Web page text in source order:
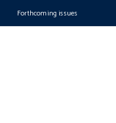
Forthcoming issues